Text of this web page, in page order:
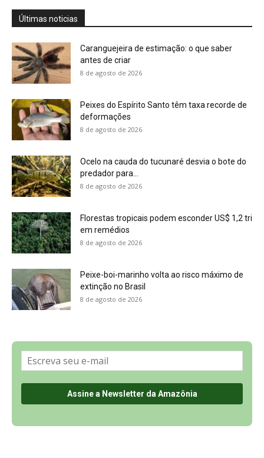
Últimas noticias
Caranguejeira de estimação: o que saber
antes de criar
8 de agosto de 2026
Peixes do Espírito Santo têm taxa recorde de
deformações
8 de agosto de 2026
Ocelo na cauda do tucunaré desvia o bote do
predador para...
8 de agosto de 2026
Florestas tropicais podem esconder US$ 1,2 tri
em remédios
8 de agosto de 2026
Peixe-boi-marinho volta ao risco máximo de
extinção no Brasil
8 de agosto de 2026